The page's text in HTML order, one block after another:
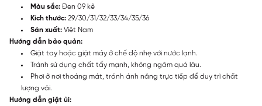
Màu sắc: Đen 09 kẻ
Kích thước: 29/30/31/32/33/34/35/36
Sản xuất: Việt Nam
Hướng dẫn bảo quản:
Giặt tay hoặc giặt máy ở chế độ nhẹ với nước lạnh.
Tránh sử dụng chất tẩy mạnh, không ngâm quá lâu.
Phơi ở nơi thoáng mát, tránh ánh nắng trực tiếp để duy trì chất
lượng vải.
Hướng dẫn giặt ủi: